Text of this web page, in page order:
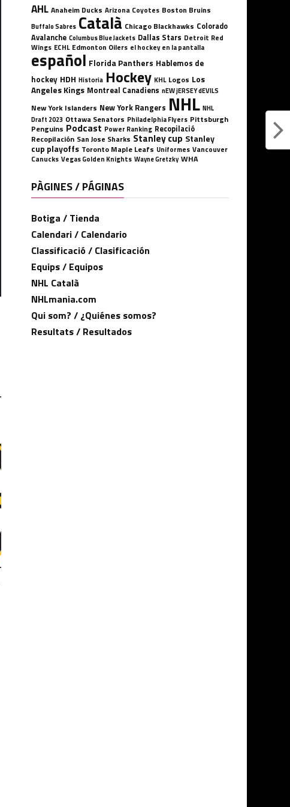
AHL Anaheim Ducks Arizona Coyotes Boston Bruins
Buffalo Sabres Català Chicago Blackhawks Colorado
Avalanche Columbus Blue Jackets Dallas Stars Detroit Red
Wings ECHL Edmonton Oilers el hockey en la pantalla
español Florida Panthers Hablemos de
hockey HDH Historia Hockey KHL Logos Los
Angeles Kings Montreal Canadiens nEW jERSEY dEVILS
New York Islanders New York Rangers NHL NHL
Draft 2023 Ottawa Senators Philadelphia Flyers Pittsburgh
Penguins Podcast Power Ranking Recopilació
Recopilación San Jose Sharks Stanley cup Stanley
cup playoffs Toronto Maple Leafs Uniformes Vancouver
Canucks Vegas Golden Knights Wayne Gretzky WHA
PÀGINES / PÁGINAS
Botiga / Tienda
Calendari / Calendario
Classificació / Clasificación
Equips / Equipos
NHL Català
NHLmania.com
Qui som? / ¿Quiénes somos?
Resultats / Resultados